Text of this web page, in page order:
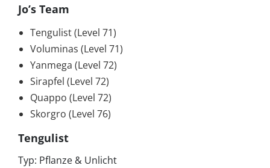
Jo’s Team
Tengulist (Level 71)
Voluminas (Level 71)
Yanmega (Level 72)
Sirapfel (Level 72)
Quappo (Level 72)
Skorgro (Level 76)
Tengulist
Typ: Pflanze & Unlicht